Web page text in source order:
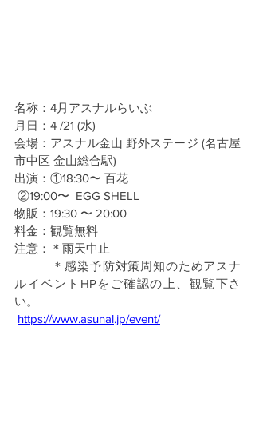
名称：4月アスナルらいぶ
月日：4 /21 (水)
会場：アスナル金山 野外ステージ (名古屋
市中区 金山総合駅)
出演：①18:30〜 百花
②19:00〜  EGG SHELL
物販：19:30 〜 20:00
料金：観覧無料
注意：＊雨天中止
＊感染予防対策周知のためアスナ
ルイベントHPをご確認の上、観覧下さ
い。
https://www.asunal.jp/event/